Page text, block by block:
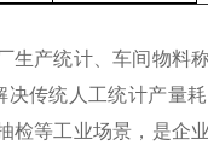
产统计、车间物料
传统人工统计产量
等工业场景，是企